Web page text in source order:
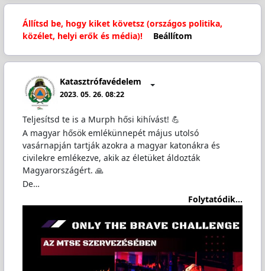
Állítsd be, hogy kiket követsz (országos politika,
közélet, helyi erők és média)!
Beállítom
Katasztrófavédelem
2023. 05. 26. 08:22
Teljesítsd te is a Murph hősi kihívást! 💪
A magyar hősök emlékünnepét május utolsó
vasárnapján tartják azokra a magyar katonákra és
civilekre emlékezve, akik az életüket áldozták
Magyarországért. 🙏
De…
Folytatódik...